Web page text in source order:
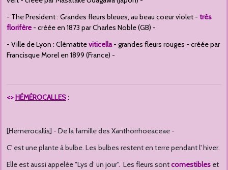
- The President : Grandes fleurs bleues, au beau coeur violet - très
florifère - créée en 1873 par Charles Noble (GB) -
- Ville de Lyon : Clématiteviticella- grandes fleurs rouges - créée par
Francisque Morel en 1899 (France) -
<>HÉMÉROCALLES:
[Hemerocallis] - De la famille des Xanthorrhoeaceae -
C' est une plante à bulbe. Les bulbes restent en terre pendant l' hiver.
Elle est aussi appelée "Lys d’ un jour". Les fleurs sontcomestibles et